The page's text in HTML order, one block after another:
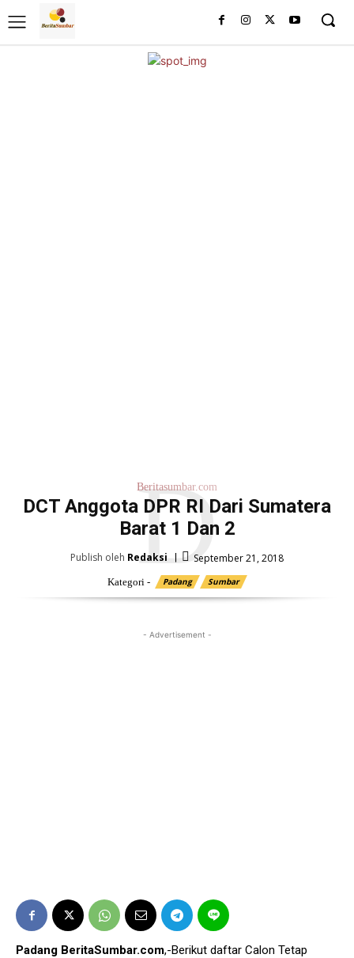
Beritasumbar.com
DCT Anggota DPR RI Dari Sumatera
Barat 1 Dan 2
D
Publish oleh Redaksi September 21, 2018
Kategori - Padang Sumbar
- Advertisement -
Padang BeritaSumbar.com,-Berikut daftar Calon Tetap